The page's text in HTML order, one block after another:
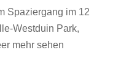
Spaziergang im 12
Westduin Park,
mehr sehen